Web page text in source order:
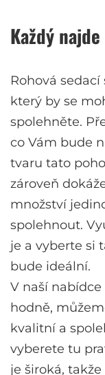
Každý
Rohová
který by se
spolehněte.
co Vám bude
tvaru tato
zároveň
množství
spolehnout.
je a vyberte si
bude ideální.
V naší
hodně,
kvalitní a
vyberete tu
je široká,